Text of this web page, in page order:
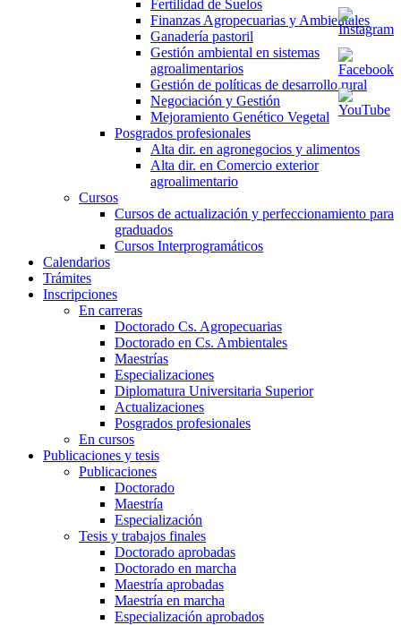
Fertilidad de Suelos
Finanzas Agropecuarias y Ambientales
Ganadería pastoril
Gestión ambiental en sistemas
agroalimentarios
Gestión de políticas de desarrollo rural
Negociación y Gestión
Mejoramiento Genético Vegetal
Posgrados profesionales
Alta dir. en agronegocios y alimentos
Alta dir. en Comercio exterior
agroalimentario
Cursos
Cursos de actualización y perfeccionamiento para
graduados
Cursos Interprogramáticos
Calendarios
Trámites
Inscripciones
En carreras
Doctorado Cs. Agropecuarias
Doctorado en Cs. Ambientales
Maestrías
Especializaciones
Diplomatura Universitaria Superior
Actualizaciones
Posgrados profesionales
En cursos
Publicaciones y tesis
Publicaciones
Doctorado
Maestría
Especialización
Tesis y trabajos finales
Doctorado aprobadas
Doctorado en marcha
Maestría aprobadas
Maestría en marcha
Especialización aprobados